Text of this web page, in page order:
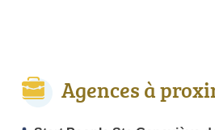
Agences à